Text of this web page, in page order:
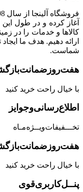
کالاها و خدمات را در
ارائه دهیم. هدف ما
شماست.
با خیال راحت خرید کنید
اطلاع‌رسانی‌و‌جوایز
تخـــفیفات‌ویــژه‌مـاه
با خیال راحت خرید کنید
پنــل‌کاربری‌قوی